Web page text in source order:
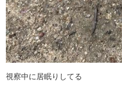
視察中に居眠りしてる